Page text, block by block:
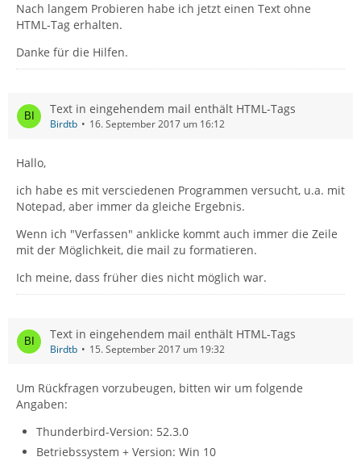
Nach langem Probieren habe ich jetzt einen Text ohne
HTML-Tag erhalten.
Danke für die Hilfen.
Text in eingehendem mail enthält HTML-Tags
Birdtb 16. September 2017 um 16:12
Hallo,
ich habe es mit versciedenen Programmen versucht, u.a. mit
Notepad, aber immer da gleiche Ergebnis.
Wenn ich "Verfassen" anklicke kommt auch immer die Zeile
mit der Möglichkeit, die mail zu formatieren.
Ich meine, dass früher dies nicht möglich war.
Text in eingehendem mail enthält HTML-Tags
Birdtb 15. September 2017 um 19:32
Um Rückfragen vorzubeugen, bitten wir um folgende
Angaben:
Thunderbird-Version: 52.3.0
Betriebssystem + Version: Win 10